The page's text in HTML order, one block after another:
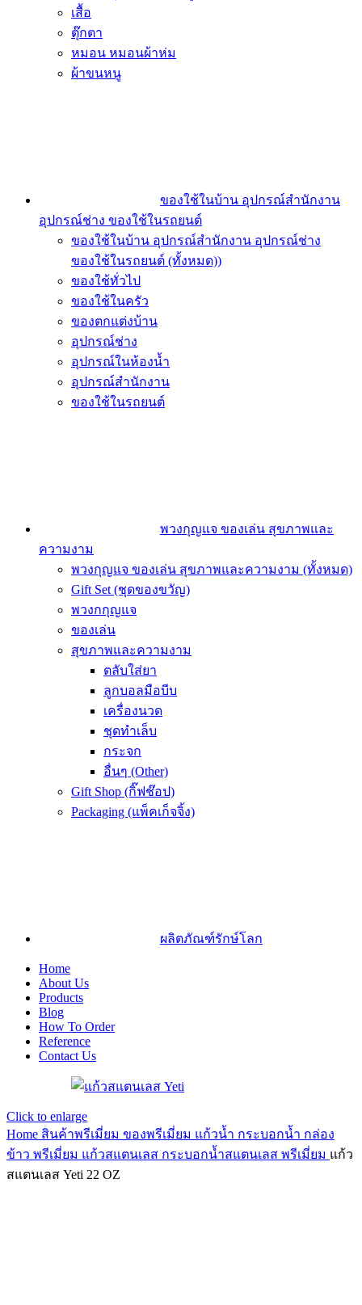
เสื้อ
ตุ๊กตา
หมอน หมอนผ้าห่ม
ผ้าขนหนู
ของใช้ในบ้าน อุปกรณ์สำนักงาน
อุปกรณ์ช่าง ของใช้ในรถยนต์
ของใช้ในบ้าน อุปกรณ์สำนักงาน อุปกรณ์ช่าง
ของใช้ในรถยนต์ (ทั้งหมด))
ของใช้ทั่วไป
ของใช้ในครัว
ของตกแต่งบ้าน
อุปกรณ์ช่าง
อุปกรณ์ในห้องน้ำ
อุปกรณ์สำนักงาน
ของใช้ในรถยนต์
พวงกุญแจ ของเล่น สุขภาพและ
ความงาม
พวงกุญแจ ของเล่น สุขภาพและความงาม (ทั้งหมด)
Gift Set (ชุดของขวัญ)
พวงกกุญแจ
ของเล่น
สุขภาพและความงาม
ตลับใส่ยา
ลูกบอลมือบีบ
เครื่องนวด
ชุดทำเล็บ
กระจก
อื่นๆ (Other)
Gift Shop (กิ๊ฟช๊อป)
Packaging (แพ็คเก็จจิ้ง)
ผลิตภัณฑ์รักษ์โลก
Home
About Us
Products
Blog
How To Order
Reference
Contact Us
Click to enlarge
Home สินค้าพรีเมี่ยม ของพรีเมี่ยม แก้วน้ำ กระบอกน้ำ กล่อง
ข้าว พรีเมี่ยม แก้วสแตนเลส กระบอกน้ำสแตนเลส พรีเมี่ยม แก้ว
สแตนเลส Yeti 22 OZ